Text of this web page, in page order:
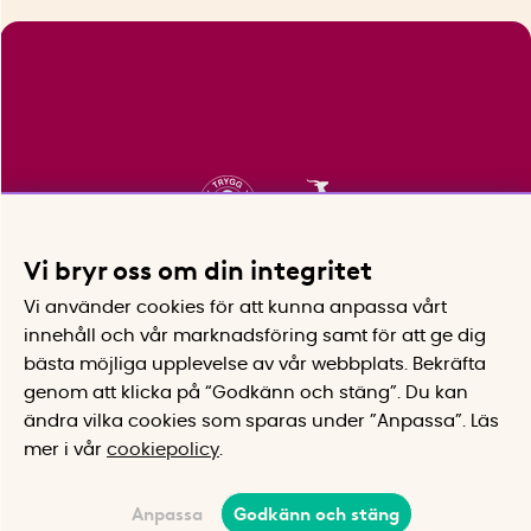
Vi bryr oss om din integritet
Vi använder cookies för att kunna anpassa vårt
innehåll och vår marknadsföring samt för att ge dig
bästa möjliga upplevelse av vår webbplats.
Bekräfta
genom att klicka på “Godkänn och stäng”. Du kan
ändra vilka cookies som sparas under ”Anpassa”.
Läs
mer i vår cookiepolicy
Anpassa Godkänn och stäng